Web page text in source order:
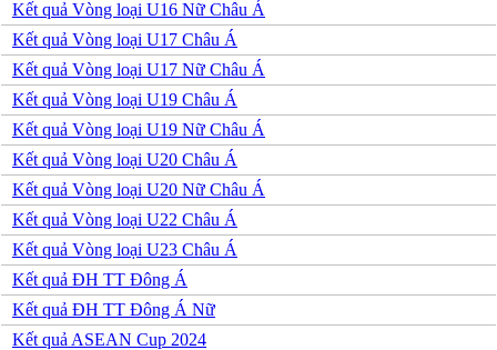
Kết quả Vòng loại U16 Nữ Châu Á
Kết quả Vòng loại U17 Châu Á
Kết quả Vòng loại U17 Nữ Châu Á
Kết quả Vòng loại U19 Châu Á
Kết quả Vòng loại U19 Nữ Châu Á
Kết quả Vòng loại U20 Châu Á
Kết quả Vòng loại U20 Nữ Châu Á
Kết quả Vòng loại U22 Châu Á
Kết quả Vòng loại U23 Châu Á
Kết quả ĐH TT Đông Á
Kết quả ĐH TT Đông Á Nữ
Kết quả ASEAN Cup 2024